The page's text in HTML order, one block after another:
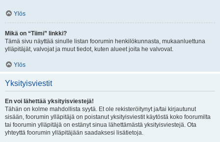
Ylös
Mikä on “Tiimi” linkki?
Tämä sivu näyttää sinulle listan foorumin henkilökunnasta, mukaanluettuna
ylläpitäjät, valvojat ja muut tiedot, kuten alueet joita he valvovat.
Ylös
Yksityisviestit
En voi lähettää yksityisviestejä!
Tähän on kolme mahdollista syytä. Et ole rekisteröitynyt ja/tai kirjautunut
sisään, foorumin ylläpitäjä on poistanut yksityisviestit käytöstä koko foorumilta
tai foorumin ylläpitäjä on estänyt sinua lähettämästä yksityisviestejä. Ota
yhteyttä foorumin ylläpitäjään saadaksesi lisätietoja.